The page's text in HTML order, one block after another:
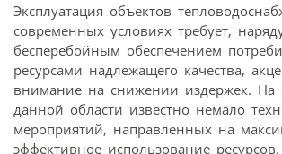
Эксплуатация объектов
современных условиях требует,
бесперебойным обеспечением
ресурсами надлежащего качества,
внимание на снижении издержек. На
данной области известно немало
мероприятий, направленных на
эффективное использование